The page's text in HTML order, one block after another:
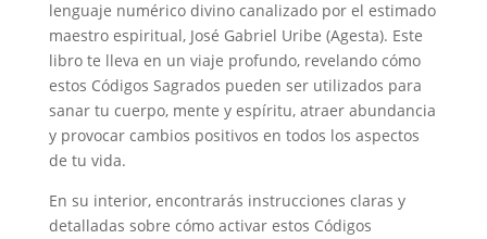
lenguaje numérico divino canalizado por el estimado
maestro espiritual, José Gabriel Uribe (Agesta). Este
libro te lleva en un viaje profundo, revelando cómo
estos Códigos Sagrados pueden ser utilizados para
sanar tu cuerpo, mente y espíritu, atraer abundancia
y provocar cambios positivos en todos los aspectos
de tu vida.
En su interior, encontrarás instrucciones claras y
detalladas sobre cómo activar estos Códigos